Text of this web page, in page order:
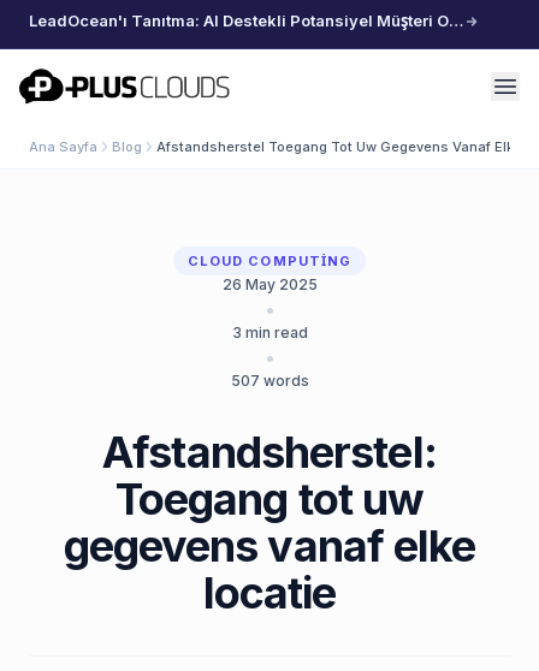
LeadOcean'ı Tanıtma: AI Destekli Potansiyel Müşteri Oluşturma, Özenle Seçilmiş Veriler, Zahmetsiz Büyüme
PlusClouds
Ana Sayfa Blog Afstandsherstel Toegang Tot Uw Gegevens Vanaf Elke
CLOUD COMPUTING
26 May 2025
•
3 min read
•
507 words
Afstandsherstel:
Toegang tot uw
gegevens vanaf elke
locatie